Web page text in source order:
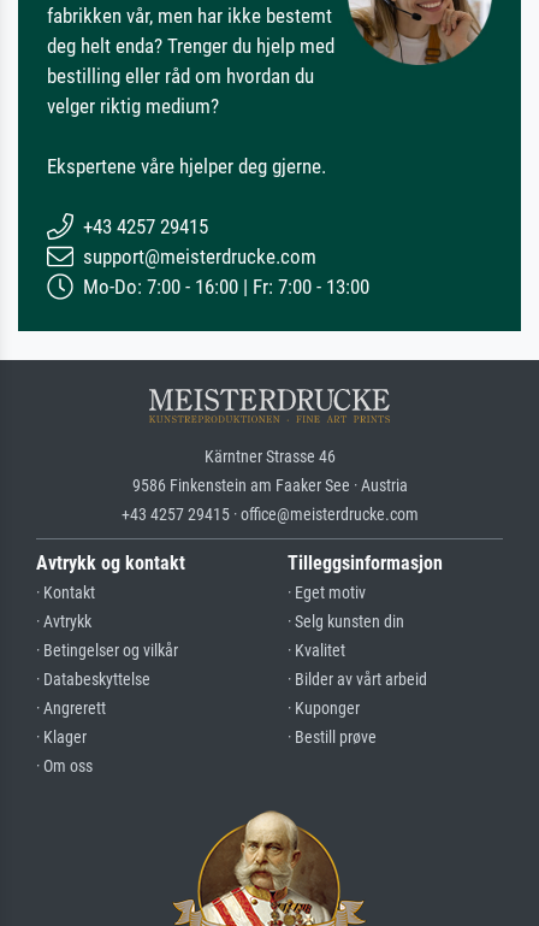
fabrikken vår, men har ikke bestemt
deg helt enda? Trenger du hjelp med
bestilling eller råd om hvordan du
velger riktig medium?
Ekspertene våre hjelper deg gjerne.
+43 4257 29415
support@meisterdrucke.com
Mo-Do: 7:00 - 16:00 | Fr: 7:00 - 13:00
Kärntner Strasse 46
9586 Finkenstein am Faaker See · Austria
+43 4257 29415 · office@meisterdrucke.com
Avtrykk og kontakt
· Kontakt
· Avtrykk
· Betingelser og vilkår
· Databeskyttelse
· Angrerett
· Klager
· Om oss
Tilleggsinformasjon
· Eget motiv
· Selg kunsten din
· Kvalitet
· Bilder av vårt arbeid
· Kuponger
· Bestill prøve